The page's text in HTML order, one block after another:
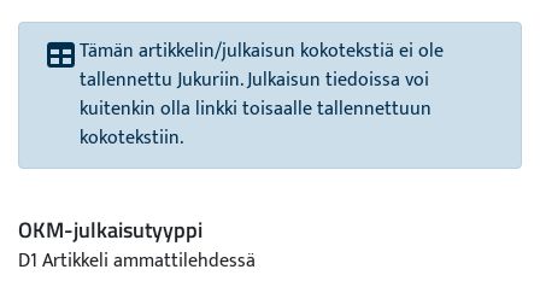
Tämän artikkelin/julkaisun kokotekstiä ei ole
tallennettu Jukuriin. Julkaisun tiedoissa voi
kuitenkin olla linkki toisaalle tallennettuun
kokotekstiin.
OKM-julkaisutyyppi
D1 Artikkeli ammattilehdessä